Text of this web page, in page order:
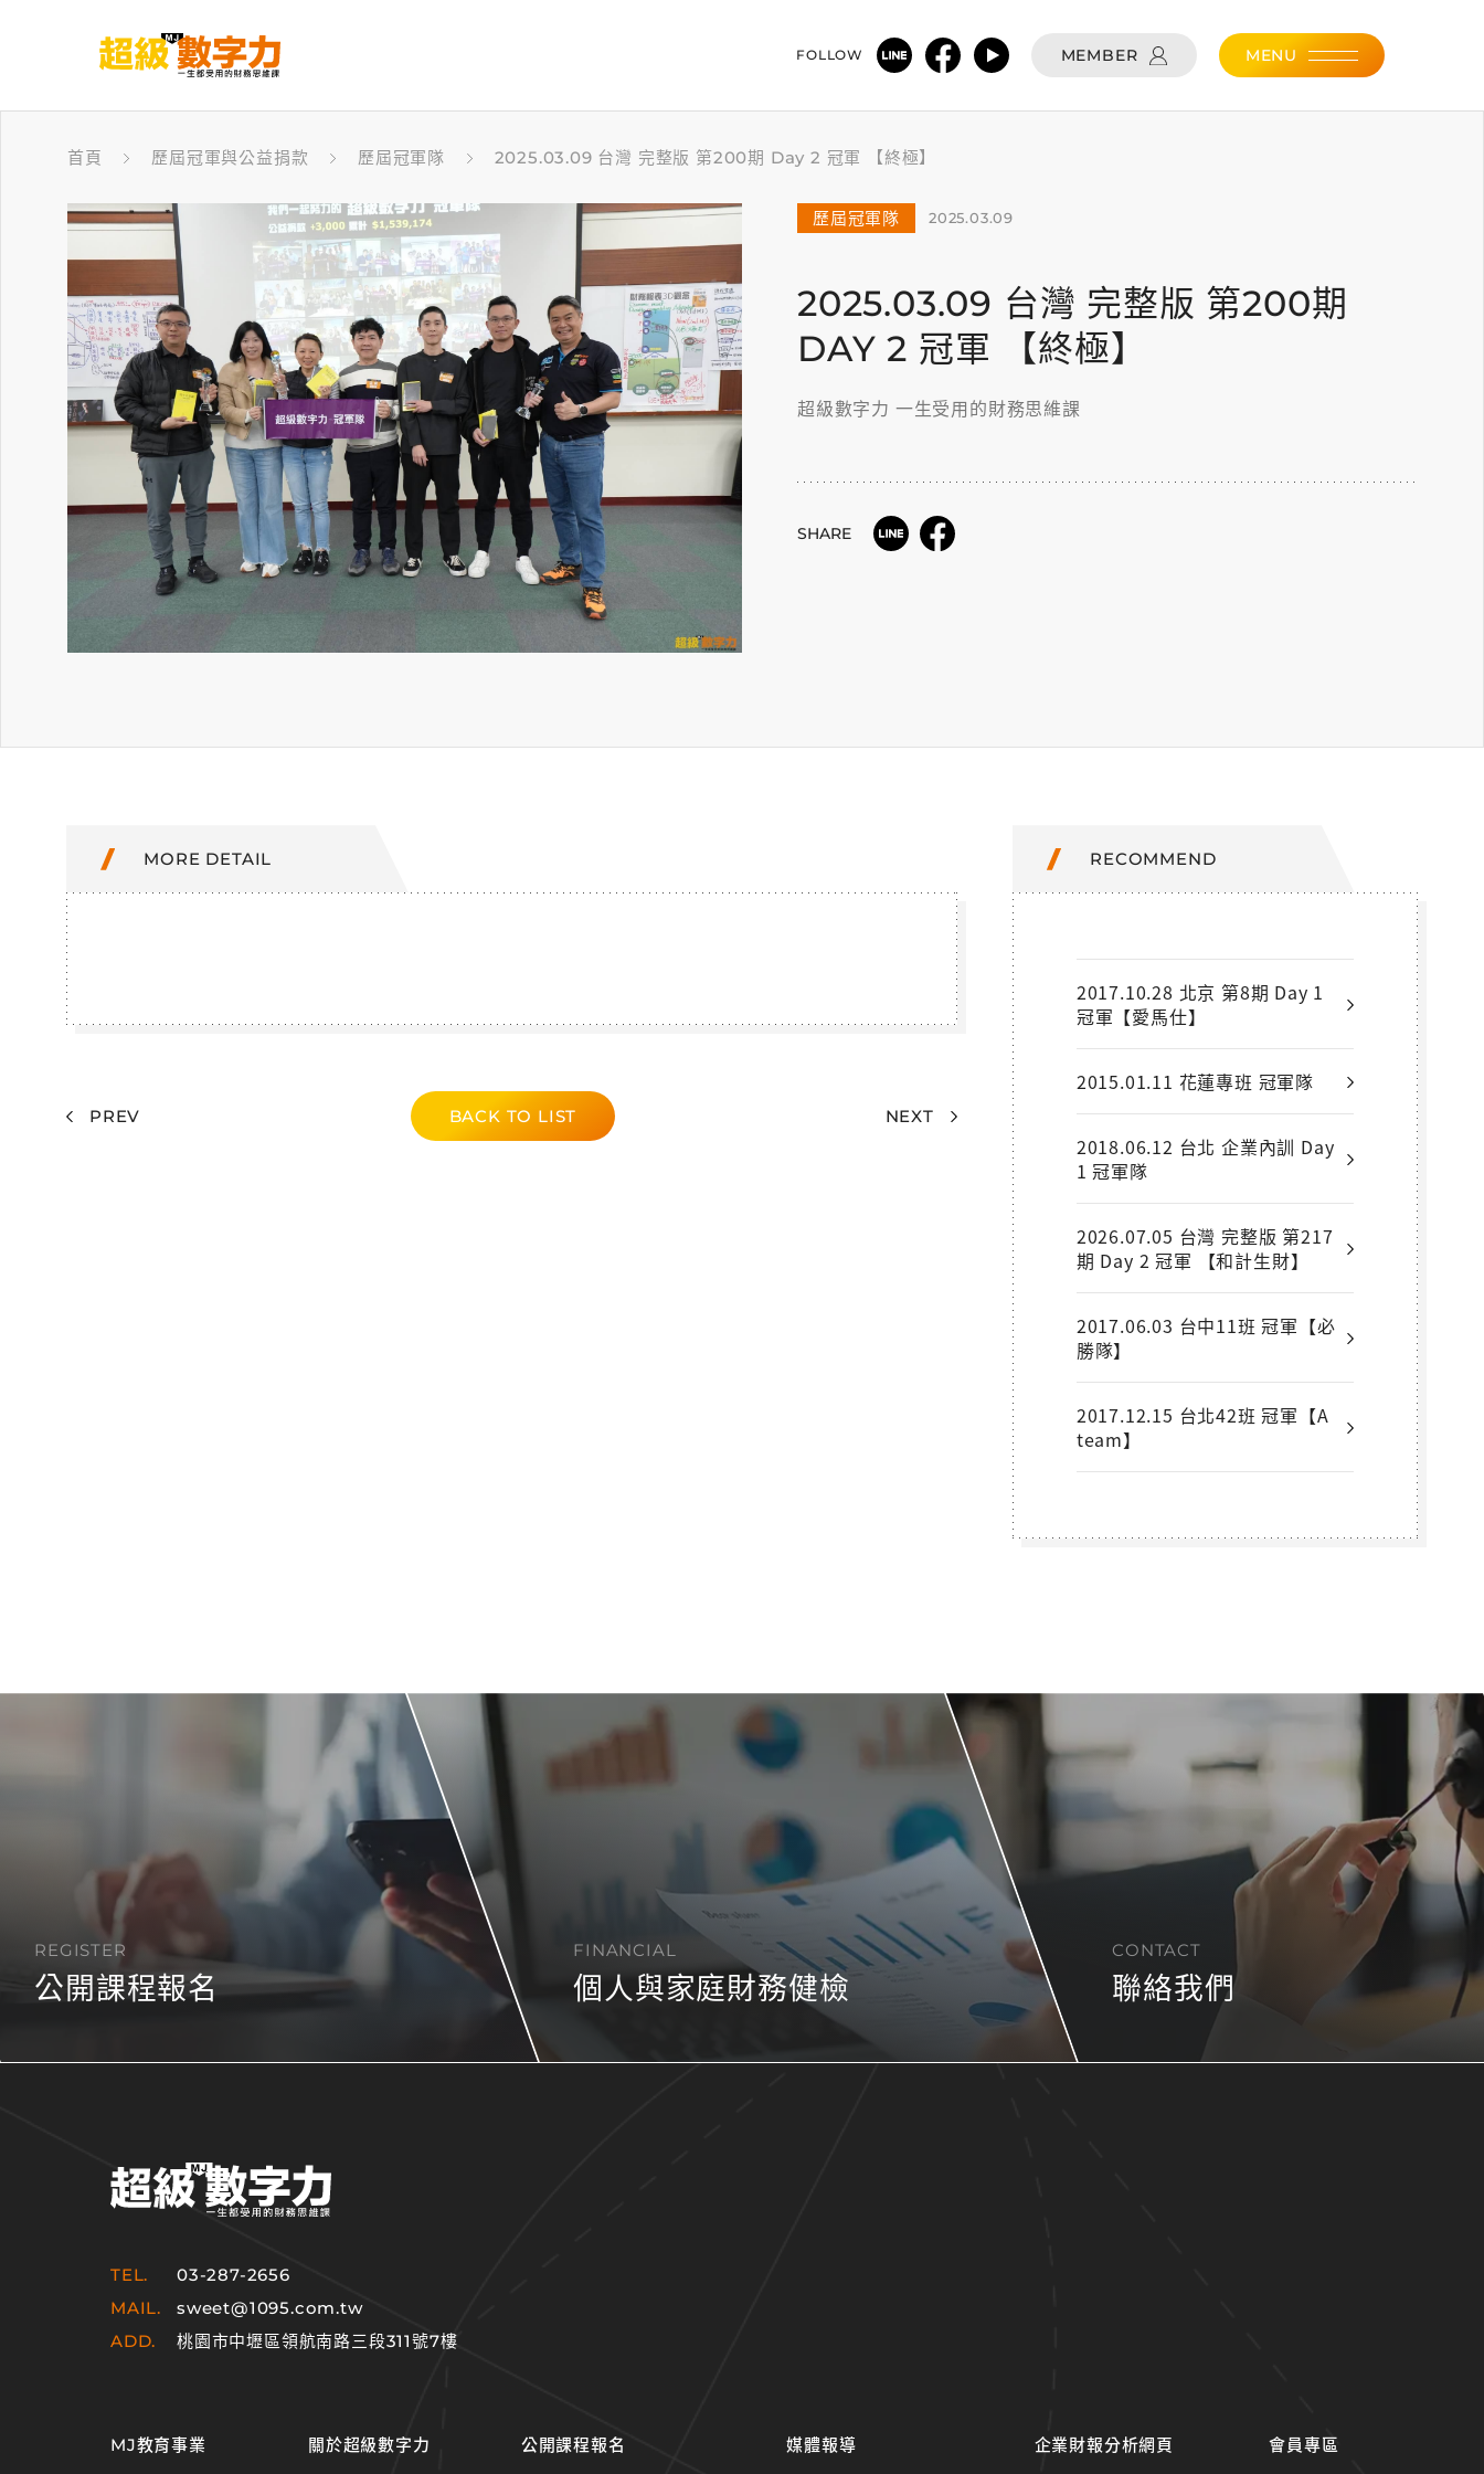
FOLLOW MEMBER MENU
首頁 歷屆冠軍與公益捐款 歷屆冠軍隊 2025.03.09 台灣 完整版 第200期 Day 2 冠軍 【終極】
歷屆冠軍隊 2025.03.09
2025.03.09 台灣 完整版 第200期
DAY 2 冠軍 【終極】
超級數字力 一生受用的財務思維課
SHARE
MORE DETAIL
PREV BACK TO LIST NEXT
RECOMMEND
2017.10.28 北京 第8期 Day 1
冠軍【愛馬仕】
2015.01.11 花蓮專班 冠軍隊
2018.06.12 台北 企業內訓 Day
1 冠軍隊
2026.07.05 台灣 完整版 第217
期 Day 2 冠軍 【和計生財】
2017.06.03 台中11班 冠軍【必
勝隊】
2017.12.15 台北42班 冠軍【A
team】
REGISTER
公開課程報名
FINANCIAL
個人與家庭財務健檢
CONTACT
聯絡我們
TEL.
03-287-2656
MAIL.
sweet@1095.com.tw
ADD.
桃園市中壢區領航南路三段311號7樓
MJ教育事業 關於超級數字力 公開課程報名 媒體報導 企業財報分析網頁 會員專區